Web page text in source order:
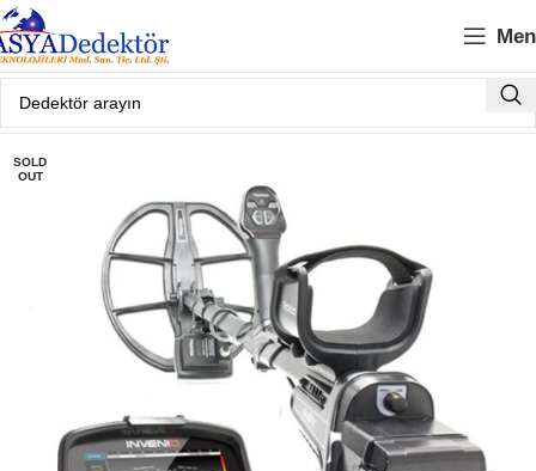
SOLD
OUT